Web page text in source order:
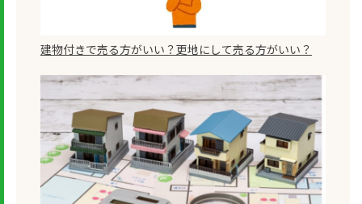
建物付きで売る方がいい？更地にして売る方がいい？